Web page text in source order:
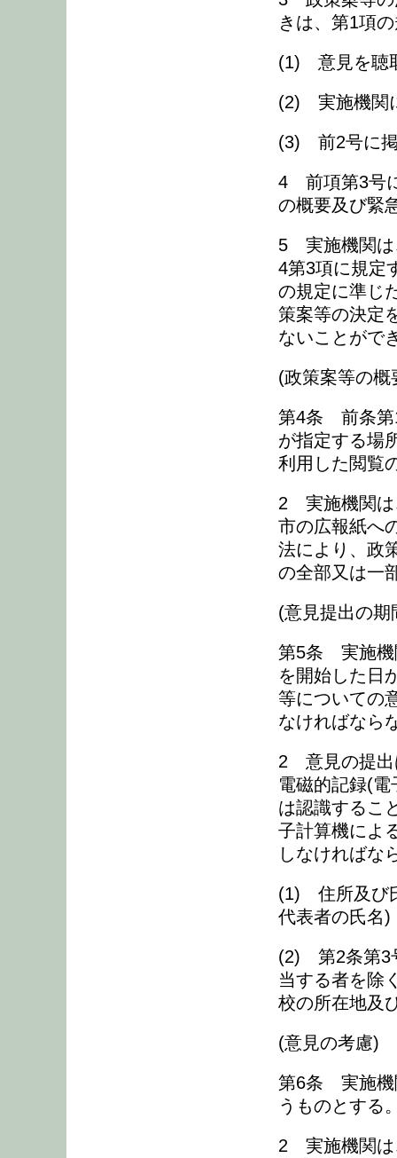
きは、第1項
(1) 意見を聴
(2) 実施機関
(3) 前2号に掲
4 前項第3号
の概要及び緊
5 実施機関は
4第3項に規定
の規定に準じ
策案等の決定
ないことがで
(政策案等の
第4条 前条第
が指定する場
利用した閲覧
2 実施機関は
市の広報紙へ
法により、政
の全部又は一
(意見提出の期
第5条 実施機
を開始した日
等についての
なければなら
2 意見の提出
電磁的記録(
は認識するこ
子計算機によ
しなければな
(1) 住所及び
代表者の氏名)
(2) 第2条第3
当する者を除
校の所在地及
(意見の考慮)
第6条 実施機
うものとする
2 実施機関は